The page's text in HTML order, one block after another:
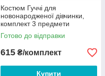
Костюм Гуччі для
новонародженої дівчинки,
комплект 3 предмети
Готово до відправки
615 ₴/комплект
Купити